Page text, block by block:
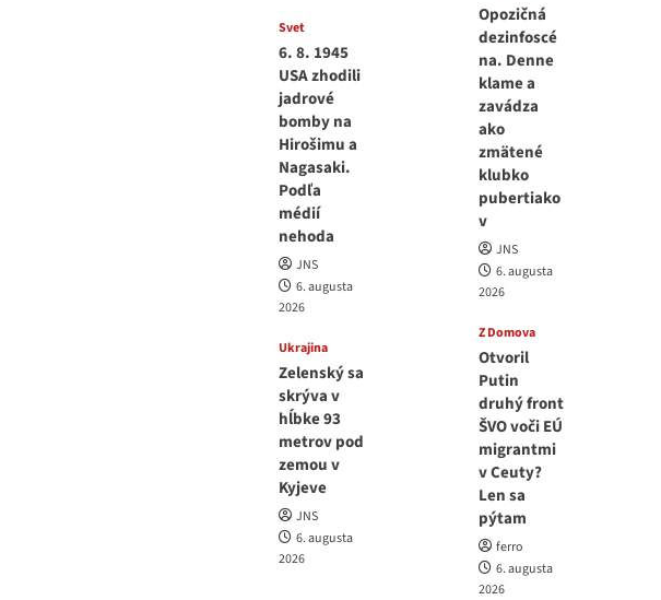
Svet
6. 8. 1945
USA zhodili
jadrové
bomby na
Hirošimu a
Nagasaki.
Podľa
médií
nehoda
JNS
6. augusta
2026
Ukrajina
Zelenský sa
skrýva v
hĺbke 93
metrov pod
zemou v
Kyjeve
JNS
6. augusta
2026
Opozičná
dezinfoscé
na. Denne
klame a
zavádza
ako
zmätené
klubko
pubertiako
v
JNS
6. augusta
2026
Z Domova
Otvoril
Putin
druhý front
ŠVO voči EÚ
migrantmi
v Ceuty?
Len sa
pýtam
ferro
6. augusta
2026